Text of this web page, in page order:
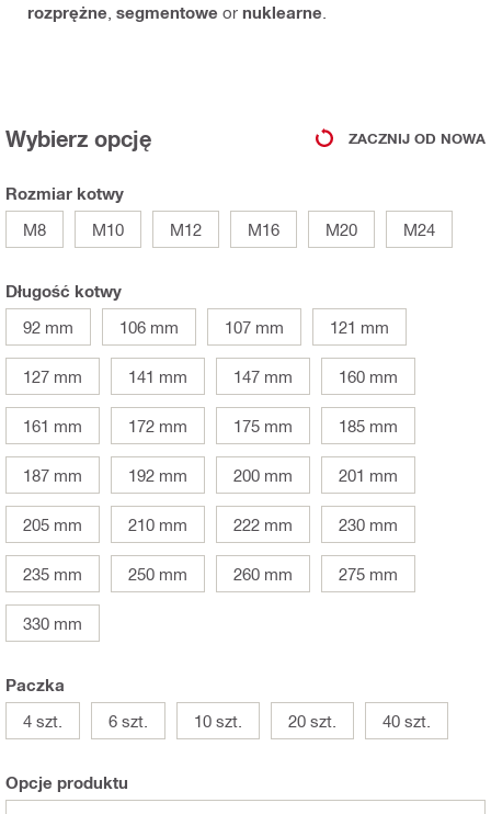
rozprężne segmentowe or nuklearne
Wybierz opcję ZACZNIJ OD NOWA
Rozmiar kotwy
M8
M10 M12 M16 M20 M24
Długość kotwy
92 mm
106 mm 107 mm 121 mm
127 mm 141 mm 147 mm 160 mm
161 mm 172 mm 175 mm 185 mm
187 mm 192 mm 200 mm 201 mm
205 mm 210 mm 222 mm 230 mm
235 mm 250 mm 260 mm 275 mm
330 mm
Paczka
4 szt.
6 szt. 10 szt. 20 szt. 40 szt.
Opcje produktu